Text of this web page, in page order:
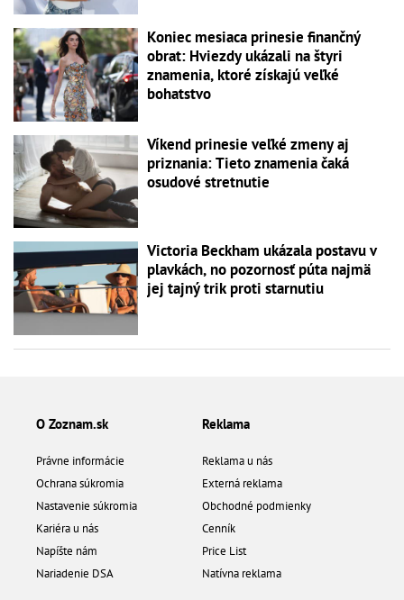
Koniec mesiaca prinesie finančný
obrat: Hviezdy ukázali na štyri
znamenia, ktoré získajú veľké
bohatstvo
Víkend prinesie veľké zmeny aj
priznania: Tieto znamenia čaká
osudové stretnutie
Victoria Beckham ukázala postavu v
plavkách, no pozornosť púta najmä
jej tajný trik proti starnutiu
O Zoznam.sk
Právne informácie
Ochrana súkromia
Nastavenie súkromia
Kariéra u nás
Napíšte nám
Nariadenie DSA
Reklama
Reklama u nás
Externá reklama
Obchodné podmienky
Cenník
Price List
Natívna reklama